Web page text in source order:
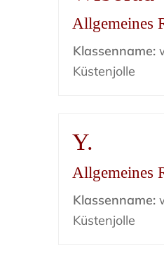
Allgemeines
Klassenname:
Küstenjolle
Y.
Allgemeines
Klassenname:
Küstenjolle